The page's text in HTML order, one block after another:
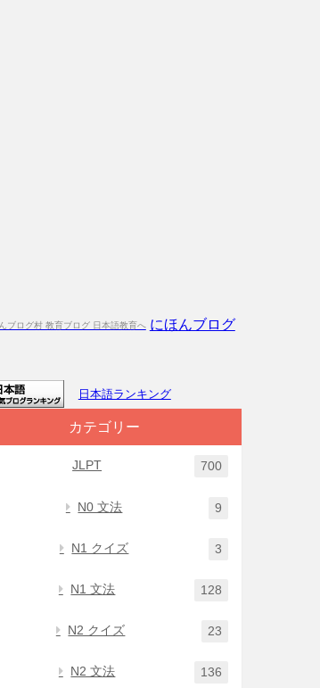
にほんブログ
日本語ランキング
カテゴリー
JLPT 700
N0 文法 9
N1 クイズ 3
N1 文法 128
N2 クイズ 23
N2 文法 136